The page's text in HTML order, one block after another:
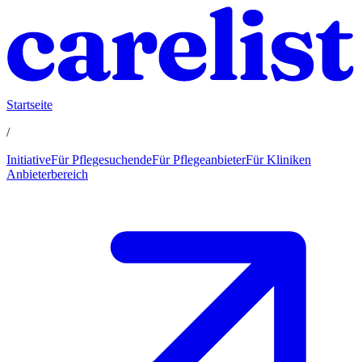
Startseite
/
InitiativeFür PflegesuchendeFür PflegeanbieterFür Kliniken
Anbieterbereich